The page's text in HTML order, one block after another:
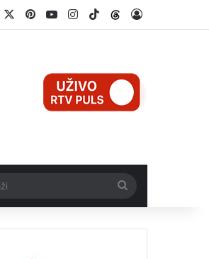
FacebookPinterestYouTubeInstagram
TikTokThreads